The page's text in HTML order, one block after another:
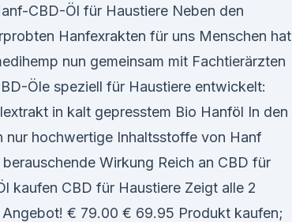
CBD-Öl für Haustiere Neben den
Hanfexrakten für uns Menschen hat
nun gemeinsam mit Fachtierärzten
Öle speziell für Haustiere entwickelt:
in kalt gepresstem Bio Hanföl In den
nur hochwertige Inhaltsstoffe von Hanf
Wirkung Reich an CBD für
kaufen CBD für Haustiere Zeigt alle 2
Angebot! € 79.00 € 69.95 Produkt kaufen;